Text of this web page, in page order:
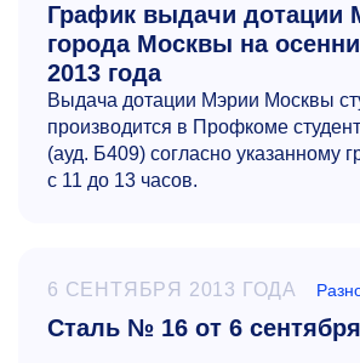
График выдачи дотации
города Москвы на
2013 года
Выдача дотации Мэрии Москвы
производится в Профкоме
(ауд. Б409) согласно указанному
с 11 до 13 часов.
6 СЕНТЯБРЯ 2013 ГОДА
Сталь № 16 от 6